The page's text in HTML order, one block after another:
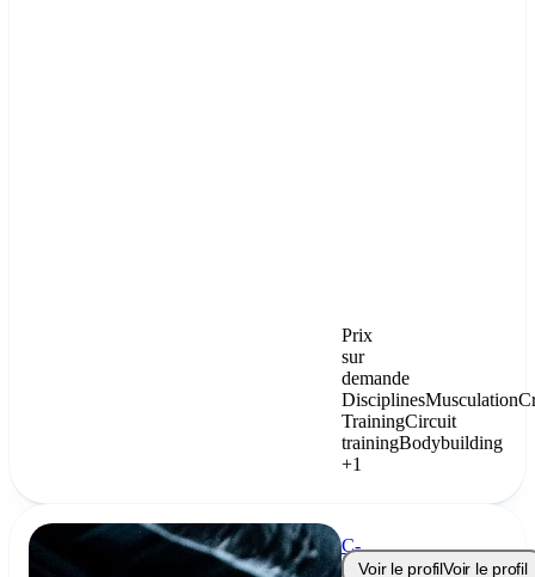
Prix
sur
demande
DisciplinesMusculation
TrainingCircuit
trainingBodybuilding
+1
C-
RealVoir le profilVoir le profil